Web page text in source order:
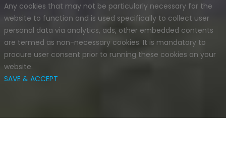
Any cookies that may not be particularly necessary for the
website to function and is used specifically to collect user
personal data via analytics, ads, other embedded contents
are termed as non-necessary cookies. It is mandatory to
procure user consent prior to running these cookies on your
website.
SAVE & ACCEPT